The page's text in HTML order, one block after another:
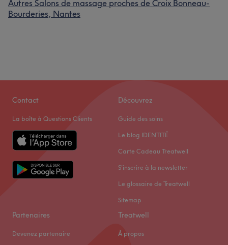
Autres Salons de massage proches de Croix Bonneau-
Bourderies, Nantes
Contact
La boîte à Questions Clients
Découvrez
Guide des soins
Le blog IDENTITÉ
Carte Cadeau Treatwell
S'inscrire à la newsletter
Le glossaire de Treatwell
Sitemap
Partenaires
Devenez partenaire
Treatwell
À propos